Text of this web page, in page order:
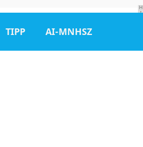
H
I
TIPP AI-MNHSZ